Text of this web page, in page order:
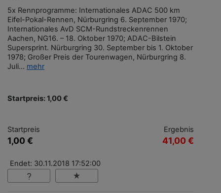
5x Rennprogramme: Internationales ADAC 500 km
Eifel-Pokal-Rennen, Nürburgring 6. September 1970;
Internationales AvD SCM-Rundstreckenrennen
Aachen, NG16. – 18. Oktober 1970; ADAC-Bilstein
Supersprint. Nürburgring 30. September bis 1. Oktober
1978; Großer Preis der Tourenwagen, Nürburgring 8.
Juli... mehr
Startpreis: 1,00 €
Startpreis
1,00 €
Ergebnis
41,00 €
Endet: 30.11.2018 17:52:00